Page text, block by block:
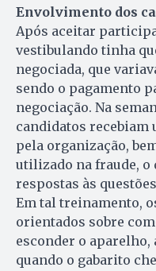
Envolvimento dos
Após aceitar
vestibulando tinha
negociada, que
sendo o pagamento
negociação. Na
candidatos recebiam
pela organização,
utilizado na fraude, o
respostas às
Em tal treinamento,
orientados sobre
esconder o aparelho,
quando o gabarito